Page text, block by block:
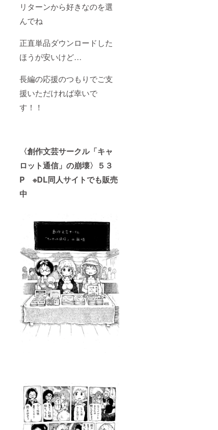
リターンから好きなのを選
んでね
正直単品ダウンロードした
ほうが安いけど…
長編の応援のつもりでご支
援いただければ幸いで
す！！
〈創作文芸サークル「キャ
ロット通信」の崩壊〉５３
P ※DL同人サイトでも販売
中